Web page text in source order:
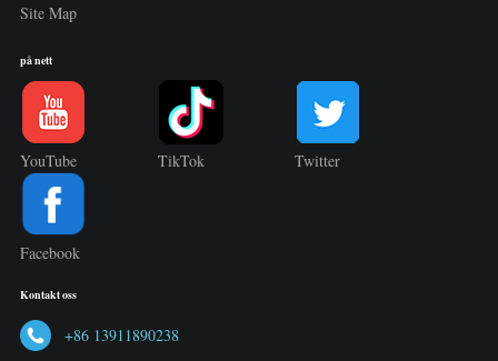
Site Map
på nett
YouTube TikTok Twitter
Facebook
Kontakt oss
+86 13911890238